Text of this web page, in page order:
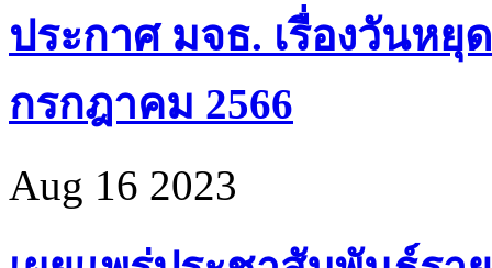
ประกาศ มจธ. เรื่องวันหยุ
กรกฎาคม 2566
Aug 16 2023